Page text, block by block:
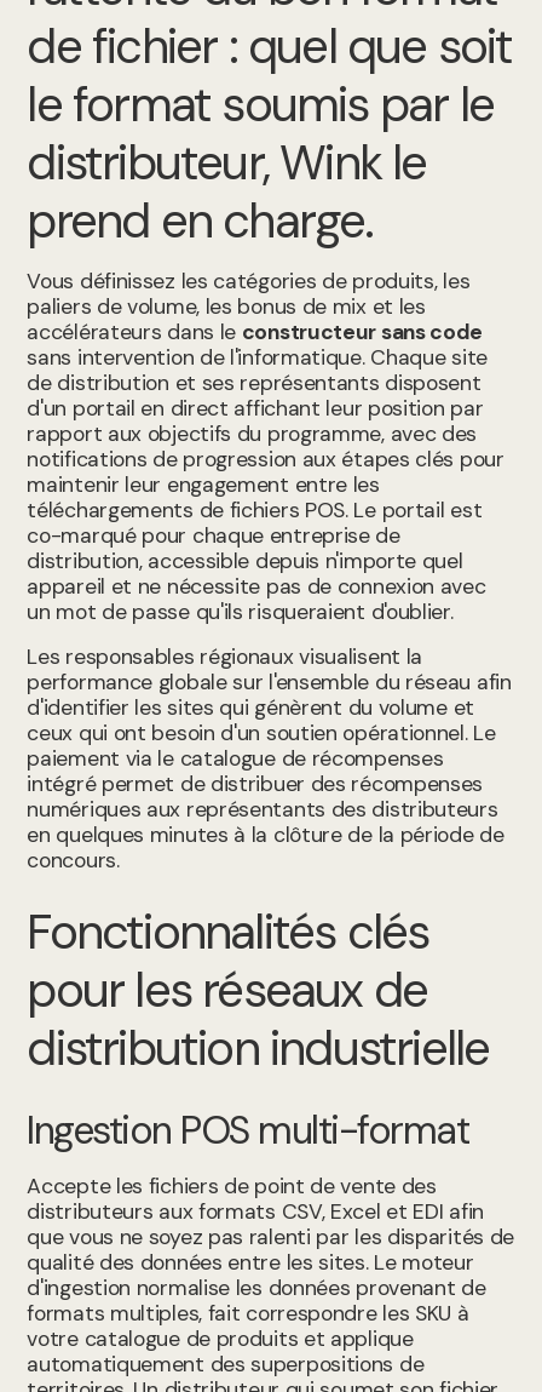
de fichier : quel que soit
le format soumis par le
distributeur, Wink le
prend en charge.
Vous définissez les catégories de produits, les
paliers de volume, les bonus de mix et les
accélérateurs dans le constructeur sans code
sans intervention de l'informatique. Chaque site
de distribution et ses représentants disposent
d'un portail en direct affichant leur position par
rapport aux objectifs du programme, avec des
notifications de progression aux étapes clés pour
maintenir leur engagement entre les
téléchargements de fichiers POS. Le portail est
co-marqué pour chaque entreprise de
distribution, accessible depuis n'importe quel
appareil et ne nécessite pas de connexion avec
un mot de passe qu'ils risqueraient d'oublier.
Les responsables régionaux visualisent la
performance globale sur l'ensemble du réseau afin
d'identifier les sites qui génèrent du volume et
ceux qui ont besoin d'un soutien opérationnel. Le
paiement via le catalogue de récompenses
intégré permet de distribuer des récompenses
numériques aux représentants des distributeurs
en quelques minutes à la clôture de la période de
concours.
Fonctionnalités clés
pour les réseaux de
distribution industrielle
Ingestion POS multi-format
Accepte les fichiers de point de vente des
distributeurs aux formats CSV, Excel et EDI afin
que vous ne soyez pas ralenti par les disparités de
qualité des données entre les sites. Le moteur
d'ingestion normalise les données provenant de
formats multiples, fait correspondre les SKU à
votre catalogue de produits et applique
automatiquement des superpositions de